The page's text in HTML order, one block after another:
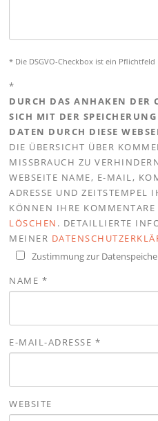
* Die DSGVO-Checkbox ist ein Pflichtfeld
*
DURCH DAS ANHAKEN DER
SICH MIT DER
DATEN DURCH DIESE
DIE ÜBERSICHT ÜBER
MISSBRAUCH ZU
WEBSEITE NAME, E-MAIL,
ADRESSE UND ZEITSTEMPEL
KÖNNEN IHRE KOMMENTARE
LÖSCHEN . DETAILLIERTE
MEINER
Zustimmung zur
NAME *
E-MAIL-ADRESSE *
WEBSITE